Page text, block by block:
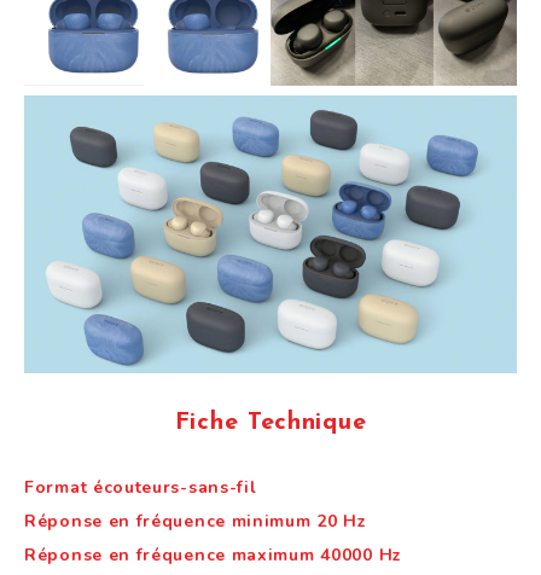
Fiche Technique
Format écouteurs-sans-fil
Réponse en fréquence minimum 20 Hz
Réponse en fréquence maximum 40000 Hz